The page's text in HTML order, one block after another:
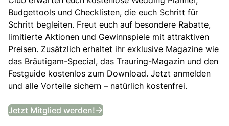
Budgettools und Checklisten, die euch Schritt für
Schritt begleiten. Freut euch auf besondere Rabatte,
limitierte Aktionen und Gewinnspiele mit attraktiven
Preisen. Zusätzlich erhaltet ihr exklusive Magazine wie
das Bräutigam-Special, das Trauring-Magazin und den
Festguide kostenlos zum Download. Jetzt anmelden
und alle Vorteile sichern – natürlich kostenfrei.
Jetzt Mitglied werden! B&B Club